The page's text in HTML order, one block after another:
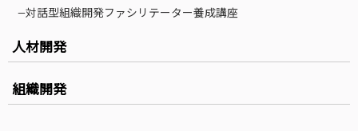
—対話型組織開発ファシリテーター養成講座
人材開発
組織開発